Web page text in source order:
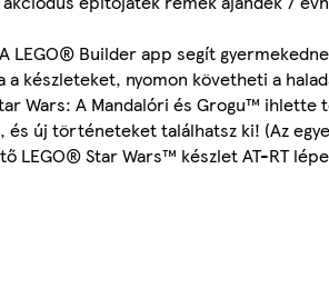
LEGO® Builder app segít
készleteket, nyomon követheti a
Wars: A Mandalóri és Grogu™
új történeteket találhatsz ki! (Az
LEGO® Star Wars™ készlet AT-RT